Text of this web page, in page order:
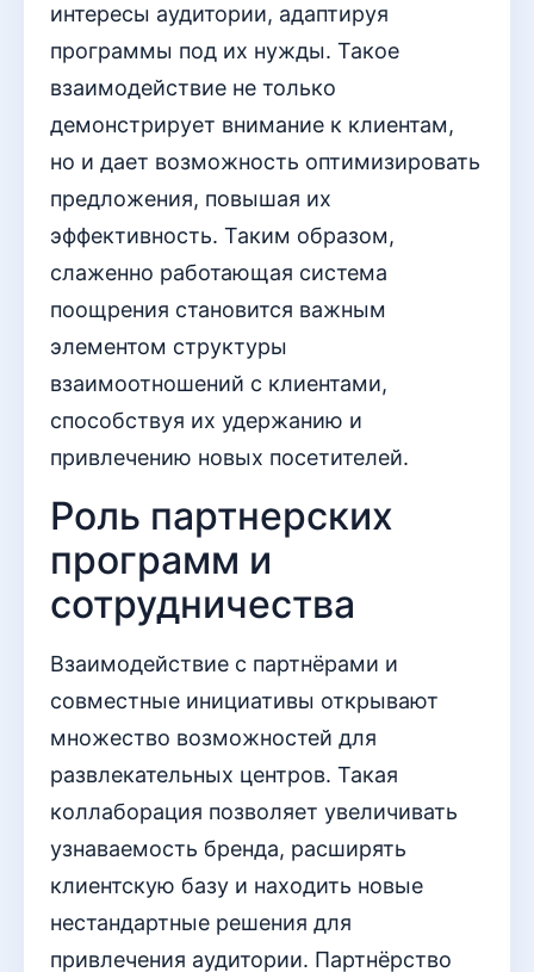
интересы аудитории, адаптируя
программы под их нужды. Такое
взаимодействие не только
демонстрирует внимание к клиентам,
но и дает возможность оптимизировать
предложения, повышая их
эффективность. Таким образом,
слаженно работающая система
поощрения становится важным
элементом структуры
взаимоотношений с клиентами,
способствуя их удержанию и
привлечению новых посетителей.
Роль партнерских
программ и
сотрудничества
Взаимодействие с партнёрами и
совместные инициативы открывают
множество возможностей для
развлекательных центров. Такая
коллаборация позволяет увеличивать
узнаваемость бренда, расширять
клиентскую базу и находить новые
нестандартные решения для
привлечения аудитории. Партнёрство